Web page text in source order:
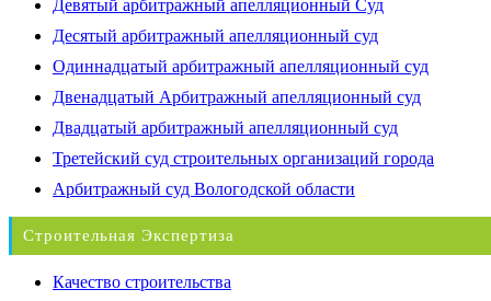
Девятый арбитражный апелляционный Суд
Десятый арбитражный апелляционный суд
Одиннадцатый арбитражный апелляционный суд
Двенадцатый Арбитражный апелляционный суд
Двадцатый арбитражный апелляционный суд
Третейский суд строительных организаций города
Арбитражный суд Вологодской области
Строительная Экспертиза
Качество строительства